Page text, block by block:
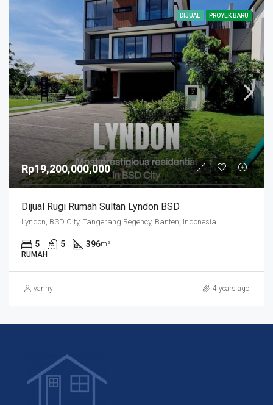
DIJUAL PROYEK BARU
Rp19,200,000,000
Dijual Rugi Rumah Sultan Lyndon BSD
Lyndon, BSD City, Tangerang Regency, Banten, Indonesia
5 5 396m²
RUMAH
vanny 4 years ago